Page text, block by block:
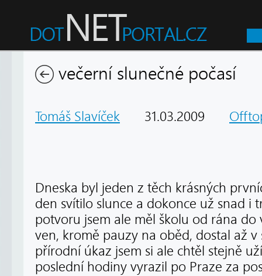
večerní slunečné počasí
Tomáš Slavíček 31.03.2009
Dneska byl jeden z těch krásných
den svítilo slunce a dokonce už snad i
potvoru jsem ale měl školu od rána do
ven, kromě pauzy na oběd, dostal až v
přírodní úkaz jsem si ale chtěl stejně
poslední hodiny vyrazil po Praze za